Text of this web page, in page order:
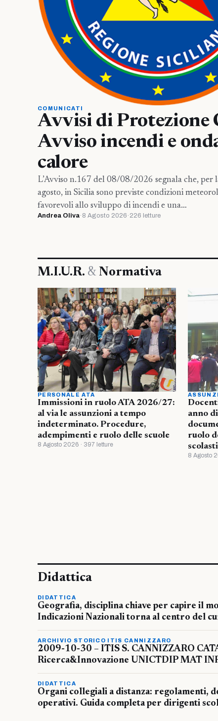
COMUNICATI
Avvisi di Protezione
Avviso incendi e
calore
L’Avviso n.167 del 08/08/2026 segnala che, per
agosto, in Sicilia sono previste condizioni
favorevoli allo sviluppo di incendi e una…
Andrea Oliva· 8 Agosto 2026 · 226 letture
M.I.U.R. & Normativa
PERSONALE ATA
Immissioni in ruolo ATA 2026/27:
al via le assunzioni a tempo
indeterminato. Procedure,
adempimenti e ruolo delle scuole
8 Agosto 2026 · 397 letture
anno
ruolo
8 Agosto
Didattica
DIDATTICA
Geografia, disciplina chiave per capire il
Indicazioni Nazionali torna al centro del
ARCHIVIO STORICO ITIS CANNIZZARO
2009-10-30 – ITIS S. CANNIZZARO
Ricerca&Innovazione UNICTDIP MAT
DIDATTICA
Organi collegiali a distanza: regolamenti,
operativi. Guida completa per dirigenti